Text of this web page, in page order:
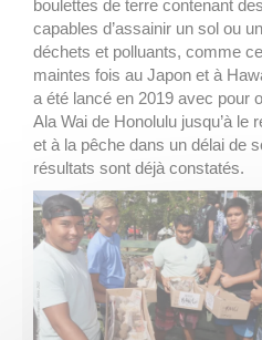
boulettes de terre contenant
capables d’assainir un sol ou
déchets et polluants, comme
maintes fois au Japon et à
a été lancé en 2019 avec pour
Ala Wai de Honolulu jusqu’à le
et à la pêche dans un délai de
résultats sont déjà constatés.